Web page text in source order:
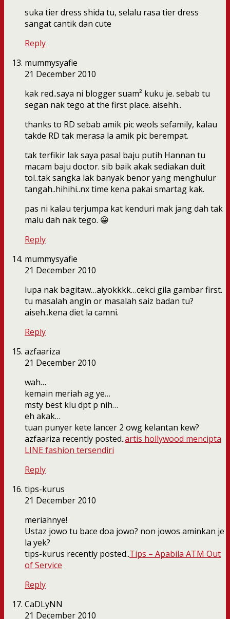
suka tier dress shida tu, selalu rasa tier dress
sangat cantik dan cute
Reply
mummysyafie
21 December 2010
kak red..saya ni blogger suam² kuku je. sebab tu
segan nak tego at the first place. aisehh..
thanks to RD sebab amik pic weols sefamily, kalau
takde RD tak merasa la amik pic berempat.
tak terfikir lak saya pasal baju putih Hannan tu
macam baju doctor. sib baik akak sediakan duit
tol..tak sangka lak banyak benor yang menghulur
tangah..hihihi..nx time kena pakai smartag kak.
pas ni kalau terjumpa kat kenduri mak jang dah tak
malu dah nak tego. 😀
Reply
mummysyafie
21 December 2010
lupa nak bagitaw…aiyokkkk…cekci gila gambar first.
tu masalah angin or masalah saiz badan tu?
aiseh..kena diet la camni.
Reply
azfaariza
21 December 2010
wah…
kemain meriah ag ye…
msty best klu dpt p nih…
eh akak…
tuan punyer kete lancer 2 owg kelantan kew?
azfaariza recently posted..artis hollywood mencipta
LINE fashion tersendiri
Reply
tips-kurus
21 December 2010
meriahnye!
Ustaz jowo tu bace doa jowo? non jowos aminkan je
la yek?
tips-kurus recently posted..Tips – Apabila ATM Out
of Service
Reply
CaDLyNN
21 December 2010